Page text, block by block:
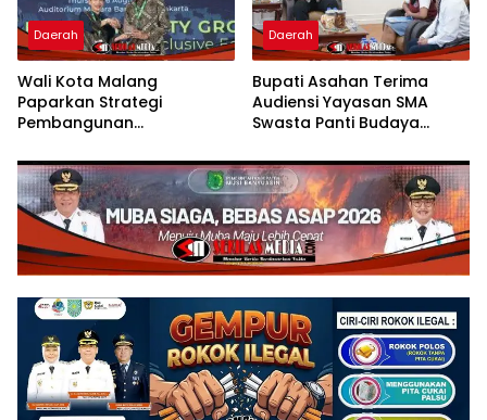
Daerah
Wali Kota Malang
Paparkan Strategi
Pembangunan
Nasional CNN Indonesia
Daerah
Bupati Asahan Terima
Audiensi Yayasan SMA
Swasta Panti Budaya
Grace Natalie Sagala